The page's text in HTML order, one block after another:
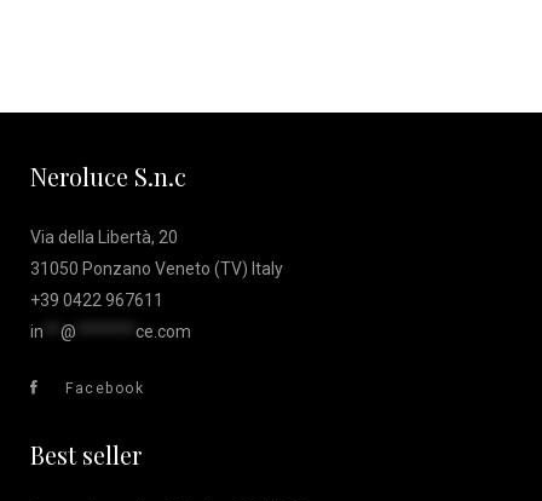
Neroluce S.n.c
Via della Libertà, 20
31050 Ponzano Veneto (TV) Italy
+39 0422 967611
in
@ ce.com
Facebook
Best seller